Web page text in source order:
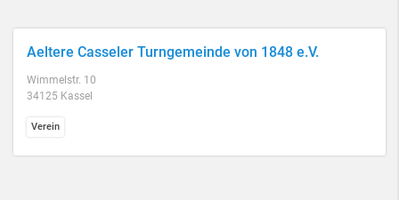
Aeltere Casseler Turngemeinde von 1848 e.V.
Wimmelstr. 10
34125 Kassel
Verein